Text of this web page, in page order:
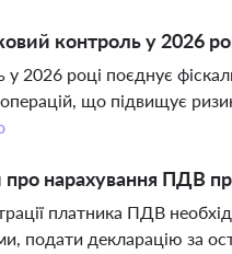
контроль у 2026
2026 році поєднує
операцій, що підвищує
нарахування ПДВ
платника ПДВ
подати декларацію за